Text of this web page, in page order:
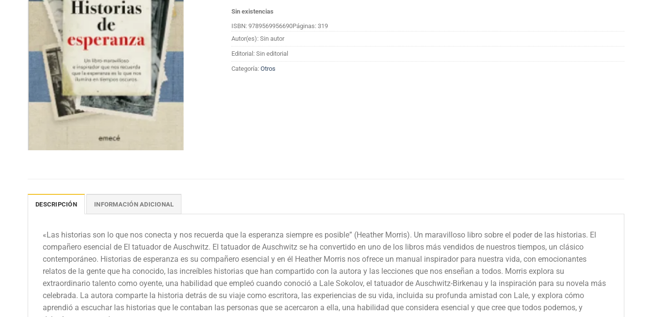
Sin existencias
ISBN: 9789569956690Páginas: 319
Autor(es): Sin autor
Editorial: Sin editorial
Categoría: Otros
DESCRIPCIÓN INFORMACIÓN ADICIONAL
«Las historias son lo que nos conecta y nos recuerda que la esperanza siempre es posible” (Heather Morris). Un maravilloso libro sobre el poder de las historias. El
compañero esencial de El tatuador de Auschwitz. El tatuador de Auschwitz se ha convertido en uno de los libros más vendidos de nuestros tiempos, un clásico
contemporáneo. Historias de esperanza es su compañero esencial y en él Heather Morris nos ofrece un manual inspirador para nuestra vida, con emocionantes
relatos de la gente que ha conocido, las increíbles historias que han compartido con la autora y las lecciones que nos enseñan a todos. Morris explora su
extraordinario talento como oyente, una habilidad que empleó cuando conoció a Lale Sokolov, el tatuador de Auschwitz-Birkenau y la inspiración para su novela más
celebrada. La autora comparte la historia detrás de su viaje como escritora, las experiencias de su vida, incluida su profunda amistad con Lale, y explora cómo
aprendió a escuchar las historias que le contaban las personas que se acercaron a ella, una habilidad que considera esencial y que cree que todos podemos, y